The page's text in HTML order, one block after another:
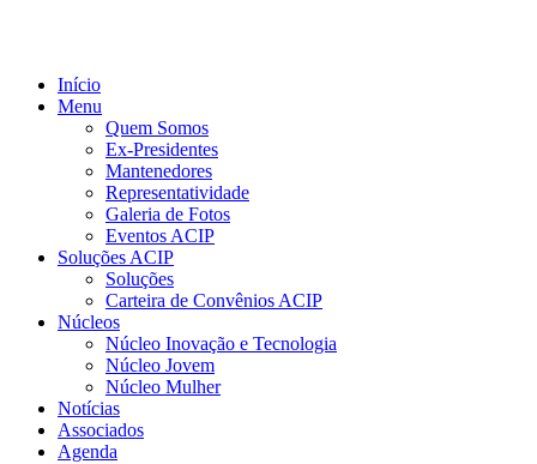
Início
Menu
Quem Somos
Ex-Presidentes
Mantenedores
Representatividade
Galeria de Fotos
Eventos ACIP
Soluções ACIP
Soluções
Carteira de Convênios ACIP
Núcleos
Núcleo Inovação e Tecnologia
Núcleo Jovem
Núcleo Mulher
Notícias
Associados
Agenda